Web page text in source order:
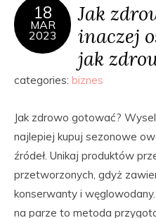
18
MAR
2023
Jak
inaczej
jak
categories: biznes
Jak zdrowo gotować?
najlepiej kupuj sezonowe
źródeł. Unikaj produktów
przetworzonych, gdyż
konserwanty i
na parze to metoda